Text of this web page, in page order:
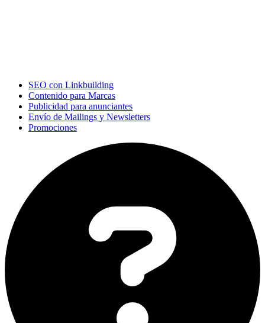
SEO con Linkbuilding
Contenido para Marcas
Publicidad para anunciantes
Envío de Mailings y Newsletters
Promociones